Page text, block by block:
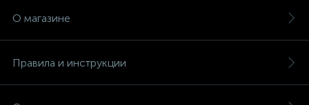
О магазине
Правила и инструкции